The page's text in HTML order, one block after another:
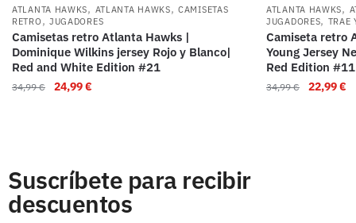
ATLANTA HAWKS, ATLANTA HAWKS,CAMISETAS
RETRO , JUGADORES
Camisetas retro Atlanta Hawks |
Dominique Wilkins jersey Rojo y Blanco|
Red and White Edition #21
34,99€ 24,99€
ATLANTA HAWKS,
JUGADORES, TRAE
Camiseta retro
Young Jersey
Red Edition #11
34,99€ 22,99€
Suscríbete para recibir
descuentos